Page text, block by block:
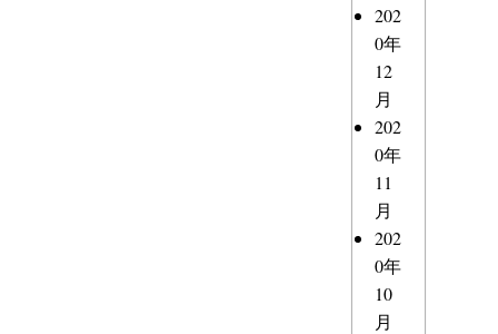
202
0年
12
月
202
0年
11
月
202
0年
10
月